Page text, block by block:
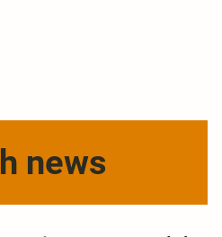
di tre nuovi
news